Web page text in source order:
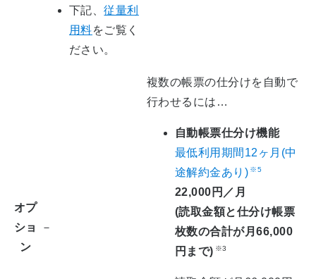
下記、従量利
用料をご覧く
ださい。
オプ
ショ
ン
－
複数の帳票の仕分けを自動で
行わせるには…
自動帳票仕分け機能
最低利用期間12ヶ月(中
途解約金あり) ※5
22,000円／月
(読取金額と仕分け帳票
枚数の合計が月66,000
円まで) ※3